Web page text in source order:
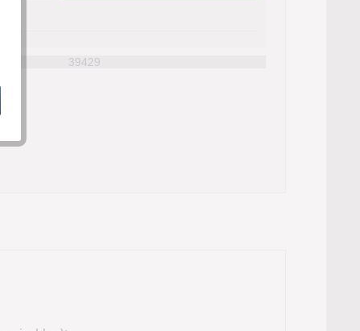
39429